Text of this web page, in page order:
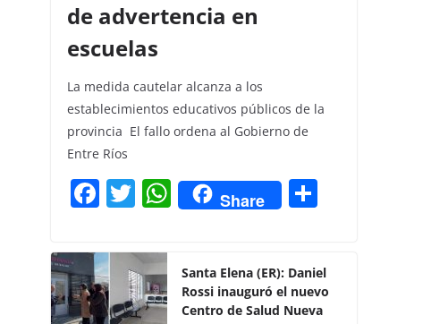
de advertencia en
escuelas
La medida cautelar alcanza a los
establecimientos educativos públicos de la
provincia El fallo ordena al Gobierno de
Entre Ríos
F
c
e
b
T
itt
er
W
h
s
A
Share
p
ar
Santa Elena (ER): Daniel
Rossi inauguró el nuevo
Centro de Salud Nueva